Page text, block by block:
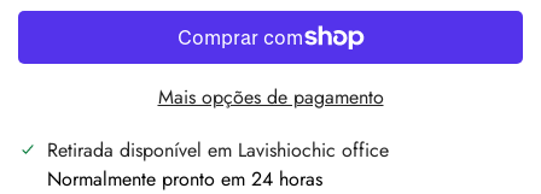
Mais opções de pagamento
Retirada disponível em Lavishiochic office
Normalmente pronto em 24 horas